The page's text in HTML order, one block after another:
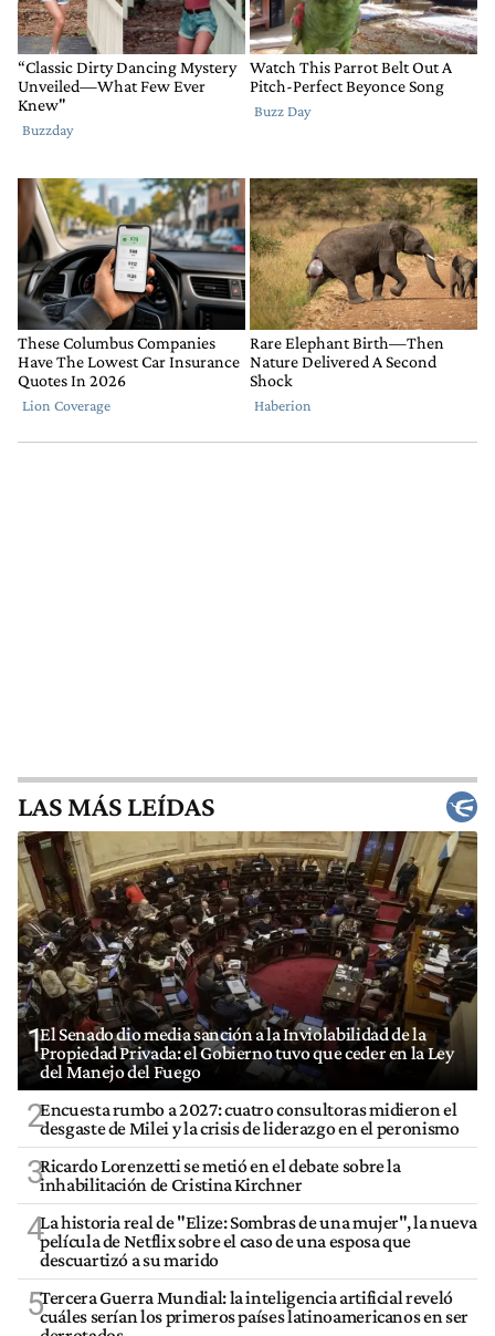
LAS MÁS LEÍDAS
1El Senado dio media sanción a la Inviolabilidad de la
Propiedad Privada: el Gobierno tuvo que ceder en la Ley
del Manejo del Fuego
2Encuesta rumbo a 2027: cuatro consultoras midieron el
desgaste de Milei y la crisis de liderazgo en el peronismo
3Ricardo Lorenzetti se metió en el debate sobre la
inhabilitación de Cristina Kirchner
4La historia real de "Elize: Sombras de una mujer", la nueva
película de Netflix sobre el caso de una esposa que
descuartizó a su marido
5Tercera Guerra Mundial: la inteligencia artificial reveló
cuáles serían los primeros países latinoamericanos en ser